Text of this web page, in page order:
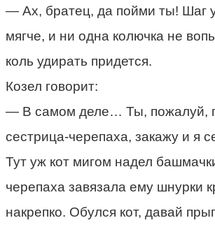
— Ах, братец, да пойми ты! Шаг
мягче, и ни одна колючка не
коль удирать придется.
Козел говорит:
— В самом деле… Ты, пожалуй,
сестрица-черепаха, закажу и я
Тут уж кот мигом надел
черепаха завязала ему шнурки
накрепко. Обулся кот, давай